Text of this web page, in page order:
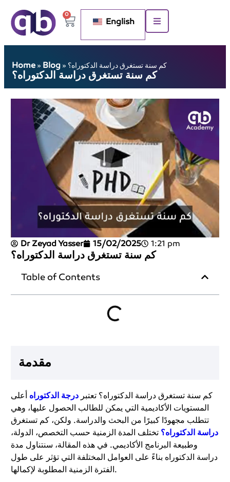
0
English
Home » Blog » كم سنة تستغرق دراسة الدكتوراه؟
كم سنة تستغرق دراسة الدكتوراه؟
Dr Zeyad Yasser 15/02/2025 1:21 pm
كم سنة تستغرق دراسة الدكتوراه؟
Table of Contents
مقدمة
كم سنة تستغرق دراسة الدكتوراه؟ تعتبر درجة الدكتوراه أعلى
المستويات الأكاديمية التي يمكن للطالب الحصول عليها، وهي
تتطلب مجهودًا كبيرًا من البحث والدراسة. ولكن، كم تستغرق
دراسة الدكتوراه؟ تختلف المدة الزمنية حسب التخصص، الدولة،
وطبيعة البرنامج الأكاديمي. في هذه المقالة، سنتناول مدة
دراسة الدكتوراه بناءً على العوامل المختلفة التي تؤثر على طول
الفترة الزمنية المطلوبة لإكمالها.